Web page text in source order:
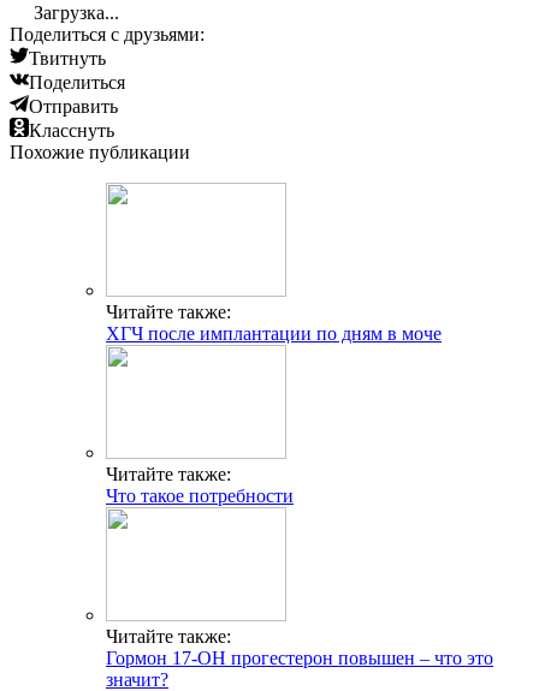
Загрузка...
Поделиться с друзьями:
Твитнуть
Поделиться
Отправить
Класснуть
Похожие публикации
Читайте также:
ХГЧ после имплантации по дням в моче
Читайте также:
Что такое потребности
Читайте также:
Гормон 17-ОН прогестерон повышен – что это
значит?